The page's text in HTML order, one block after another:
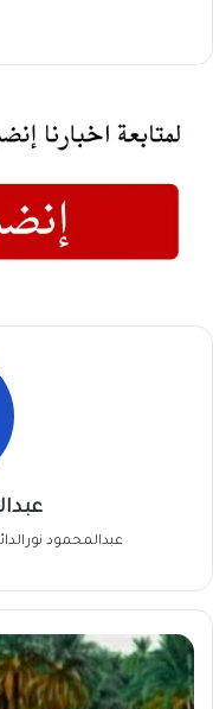
عبدالمحمود
قرارت
أمنية
صارمة